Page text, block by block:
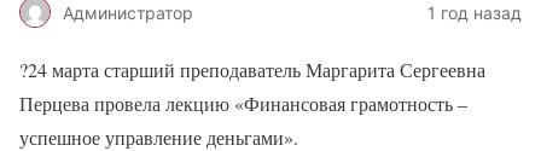
Администратор 1 год назад
?24 марта старший преподаватель Маргарита Сергеевна
Перцева провела лекцию «Финансовая грамотность –
успешное управление деньгами».